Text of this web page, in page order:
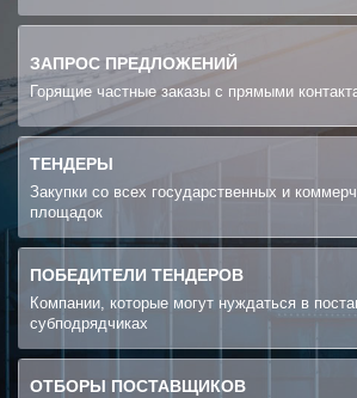
ЗАПРОС ПРЕДЛОЖЕНИЙ
Горящие частные заказы с прямыми
ТЕНДЕРЫ
Закупки со всех государственных и
площадок
ПОБЕДИТЕЛИ ТЕНДЕРОВ
Компании, которые могут нуждаться в
субподрядчиках
ОТБОРЫ ПОСТАВЩИКОВ